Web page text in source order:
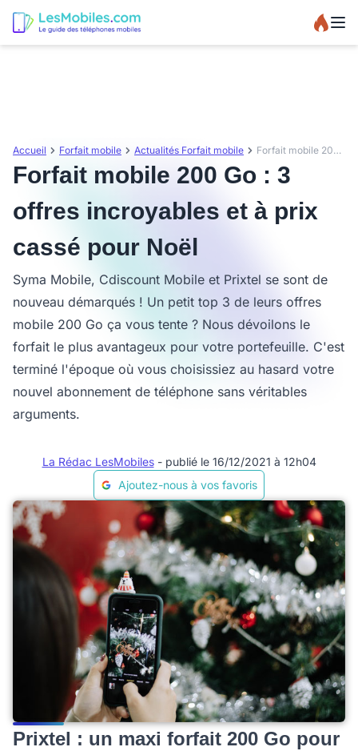
Accueil Forfait mobile Actualités Forfait mobile Forfait mobile 200 Go : 3 offres incroyables et à prix cassé pour Noël
Forfait mobile 200 Go : 3
offres incroyables et à prix
cassé pour Noël
Syma Mobile, Cdiscount Mobile et Prixtel se sont de
nouveau démarqués ! Un petit top 3 de leurs offres
mobile 200 Go ça vous tente ? Nous dévoilons le
forfait le plus avantageux pour votre portefeuille. C'est
terminé l'époque où vous choisissiez au hasard votre
nouvel abonnement de téléphone sans véritables
arguments.
La Rédac LesMobiles - publié le 16/12/2021 à 12h04
Ajoutez-nous à vos favoris
Prixtel : un maxi forfait 200 Go pour